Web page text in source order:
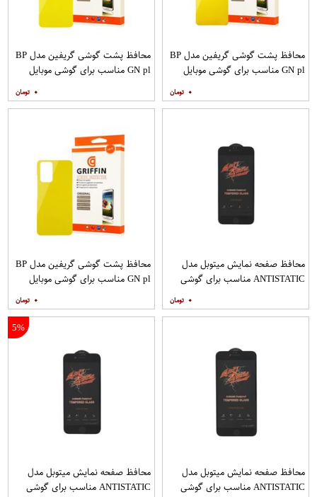
محافظ پشت گوشی گریفین مدل BP
GN pl مناسب برای گوشی موبایل
۰
محافظ پشت گوشی گریفین مدل BP
GN pl مناسب برای گوشی موبایل
۰
محافظ صفحه نمایش میتوبل مدل
ANTISTATIC مناسب برای گوشی
۰
محافظ پشت گوشی گریفین مدل BP
GN pl مناسب برای گوشی موبایل
۰
محافظ صفحه نمایش میتوبل مدل
ANTISTATIC مناسب برای گوشی
5%
محافظ صفحه نمایش میتوبل مدل
ANTISTATIC مناسب برای گوشی